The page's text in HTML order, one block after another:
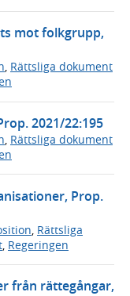
mot folkgrupp,
, Rättsliga dokument
2021/22:195
, Rättsliga dokument
Prop.
Rättsliga
Regeringen
från rättegångar,